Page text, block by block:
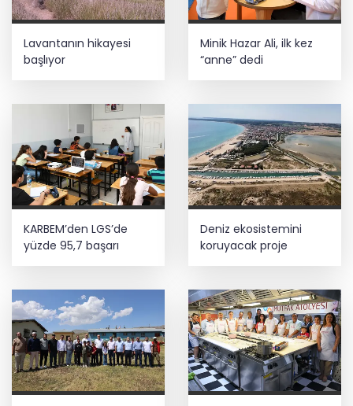
Lavantanın hikayesi
başlıyor
Minik Hazar Ali, ilk kez
“anne” dedi
KARBEM’den LGS’de
yüzde 95,7 başarı
Deniz ekosistemini
koruyacak proje